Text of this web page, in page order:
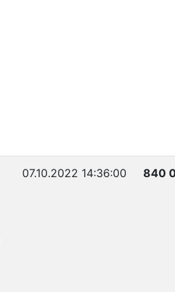
07.10.2022 14:36:00 840